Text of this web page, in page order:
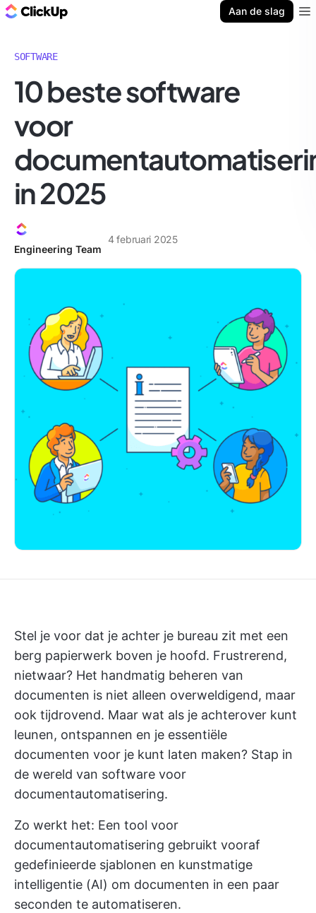
Aan de slag
SOFTWARE
10 beste software
voor
in 2025
Engineering Team
4 februari 2025
Stel je voor dat je achter je bureau zit met een
berg papierwerk boven je hoofd. Frustrerend,
nietwaar? Het handmatig beheren van
documenten is niet alleen overweldigend, maar
ook tijdrovend. Maar wat als je achterover kunt
leunen, ontspannen en je essentiële
documenten voor je kunt laten maken? Stap in
de wereld van software voor
documentautomatisering.
Zo werkt het: Een tool voor
documentautomatisering gebruikt vooraf
gedefinieerde sjablonen en kunstmatige
intelligentie (AI) om documenten in een paar
seconden te automatiseren.